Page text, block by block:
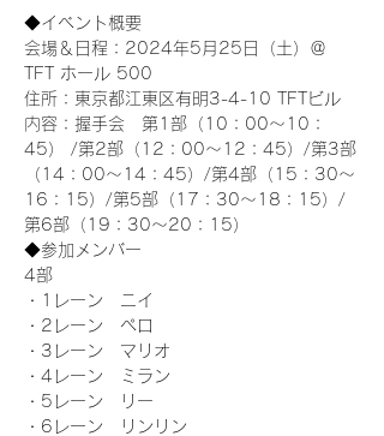
◆イベント概要
会場＆日程：2024年5月25日（土）＠
TFT ホール 500
住所：東京都江東区有明3-4-10 TFTビル
内容：握手会　第1部（10：00～10：
45） /第2部（12：00～12：45）/第3部
（14：00～14：45）/第4部（15：30～
16：15）/第5部（17：30～18：15）/
第6部（19：30～20：15）
◆参加メンバー
4部
・1レーン　ニイ
・2レーン　ペロ
・3レーン　マリオ
・4レーン　ミラン
・5レーン　リー
・6レーン　リンリン